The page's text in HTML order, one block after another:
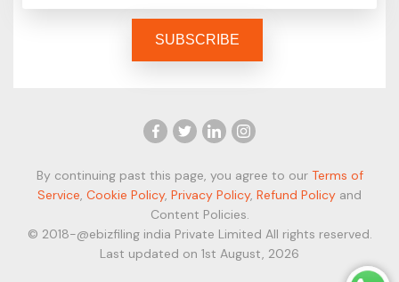
By continuing past this page, you agree to our Terms of
Service, Cookie Policy, Privacy Policy, Refund Policy and
Content Policies.
© 2018-@ebizfiling india Private Limited All rights reserved.
Last updated on 1st August, 2026